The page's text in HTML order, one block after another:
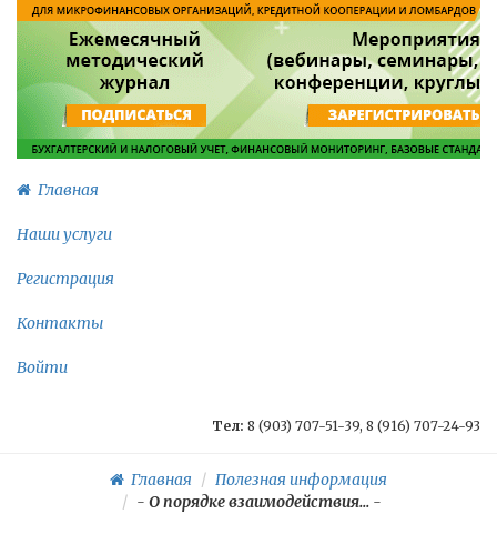
Главная
Наши услуги
Регистрация
Контакты
Войти
Тел: 8 (903) 707-51-39, 8 (916) 707-24-93
Главная
Полезная информация
- О порядке взаимодействия...-